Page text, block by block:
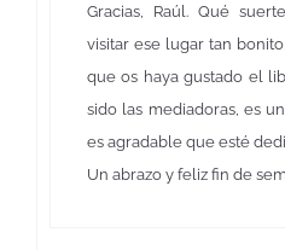
Gracias, Raúl. Qué
visitar ese lugar tan
que os haya gustado el
sido las mediadoras, es
es agradable que esté
Un abrazo y feliz fin de